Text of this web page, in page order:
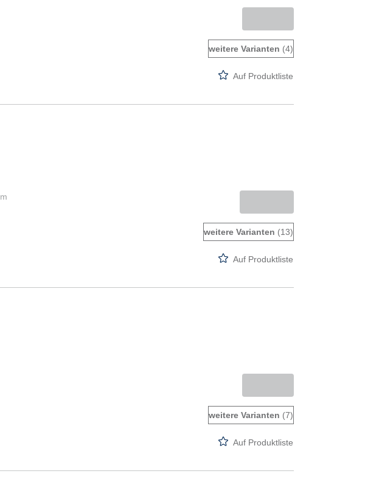
weitere Varianten (4)
Auf Produktliste
weitere Varianten (13)
Auf Produktliste
weitere Varianten (7)
Auf Produktliste